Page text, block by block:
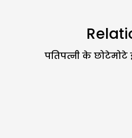
पतिपत्नी के